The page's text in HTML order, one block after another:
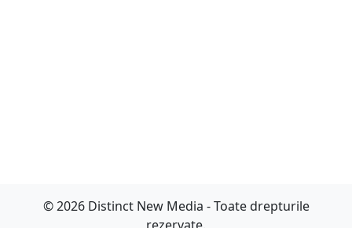
© 2026 Distinct New Media - Toate drepturile